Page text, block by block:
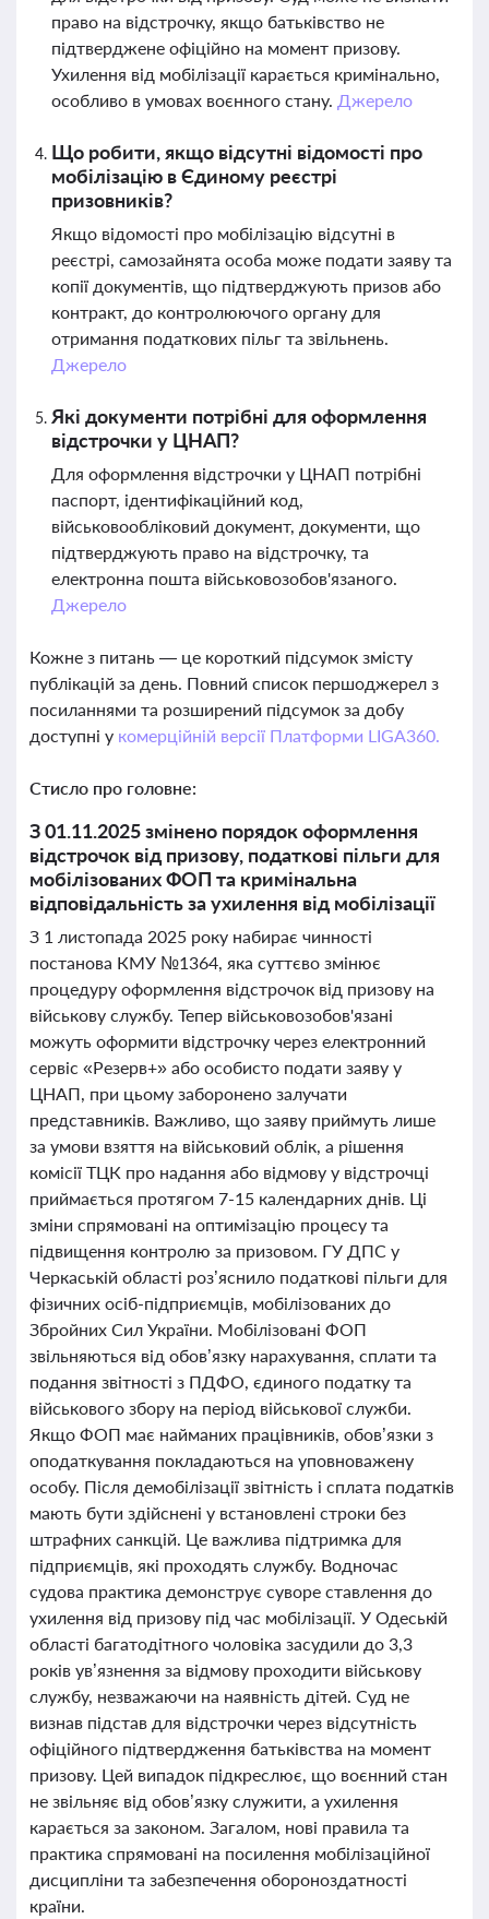
право на відстрочку, якщо батьківство не
підтверджене офіційно на момент призову.
Ухилення від мобілізації карається кримінально,
особливо в умовах воєнного стану. Джерело
Що робити, якщо відсутні відомості про
мобілізацію в Єдиному реєстрі
призовників?
Якщо відомості про мобілізацію відсутні в
реєстрі, самозайнята особа може подати заяву та
копії документів, що підтверджують призов або
контракт, до контролюючого органу для
отримання податкових пільг та звільнень.
Джерело
Які документи потрібні для оформлення
відстрочки у ЦНАП?
Для оформлення відстрочки у ЦНАП потрібні
паспорт, ідентифікаційний код,
військовообліковий документ, документи, що
підтверджують право на відстрочку, та
електронна пошта військовозобов'язаного.
Джерело
Кожне з питань — це короткий підсумок змісту
публікацій за день. Повний список першоджерел з
посиланнями та розширений підсумок за добу
доступні у комерційній версії Платформи LIGA360.
Стисло про головне:
З 01.11.2025 змінено порядок оформлення
відстрочок від призову, податкові пільги для
мобілізованих ФОП та кримінальна
відповідальність за ухилення від мобілізації
З 1 листопада 2025 року набирає чинності
постанова КМУ №1364, яка суттєво змінює
процедуру оформлення відстрочок від призову на
військову службу. Тепер військовозобов'язані
можуть оформити відстрочку через електронний
сервіс «Резерв+» або особисто подати заяву у
ЦНАП, при цьому заборонено залучати
представників. Важливо, що заяву приймуть лише
за умови взяття на військовий облік, а рішення
комісії ТЦК про надання або відмову у відстрочці
приймається протягом 7-15 календарних днів. Ці
зміни спрямовані на оптимізацію процесу та
підвищення контролю за призовом. ГУ ДПС у
Черкаській області роз’яснило податкові пільги для
фізичних осіб-підприємців, мобілізованих до
Збройних Сил України. Мобілізовані ФОП
звільняються від обов’язку нарахування, сплати та
подання звітності з ПДФО, єдиного податку та
військового збору на період військової служби.
Якщо ФОП має найманих працівників, обов’язки з
оподаткування покладаються на уповноважену
особу. Після демобілізації звітність і сплата податків
мають бути здійснені у встановлені строки без
штрафних санкцій. Це важлива підтримка для
підприємців, які проходять службу. Водночас
судова практика демонструє суворе ставлення до
ухилення від призову під час мобілізації. У Одеській
області багатодітного чоловіка засудили до 3,3
років ув’язнення за відмову проходити військову
службу, незважаючи на наявність дітей. Суд не
визнав підстав для відстрочки через відсутність
офіційного підтвердження батьківства на момент
призову. Цей випадок підкреслює, що воєнний стан
не звільняє від обов’язку служити, а ухилення
карається за законом. Загалом, нові правила та
практика спрямовані на посилення мобілізаційної
дисципліни та забезпечення обороноздатності
країни.